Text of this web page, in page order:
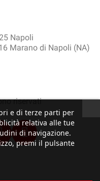
Napoli
Marano di Napoli (NA)
riservati
e di terze parti per
relativa alle tue
di navigazione.
premi il pulsante